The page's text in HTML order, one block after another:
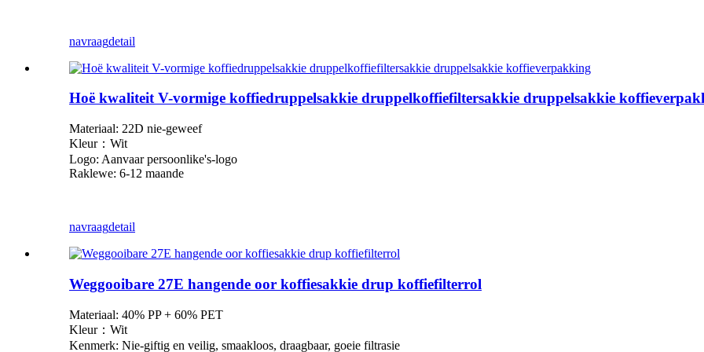
navraagdetail
Hoë kwaliteit V-vormige koffiedruppelsakkie druppelkoffiefiltersakkie druppelsakkie
Materiaal: 22D nie-geweef
Kleur：Wit
Logo: Aanvaar persoonlike's-logo
Raklewe: 6-12 maande
navraagdetail
Weggooibare 27E hangende oor koffiesakkie drup koffiefilterrol
Materiaal: 40% PP + 60% PET
Kleur：Wit
Kenmerk: Nie-giftig en veilig, smaakloos, draagbaar, goeie filtrasie